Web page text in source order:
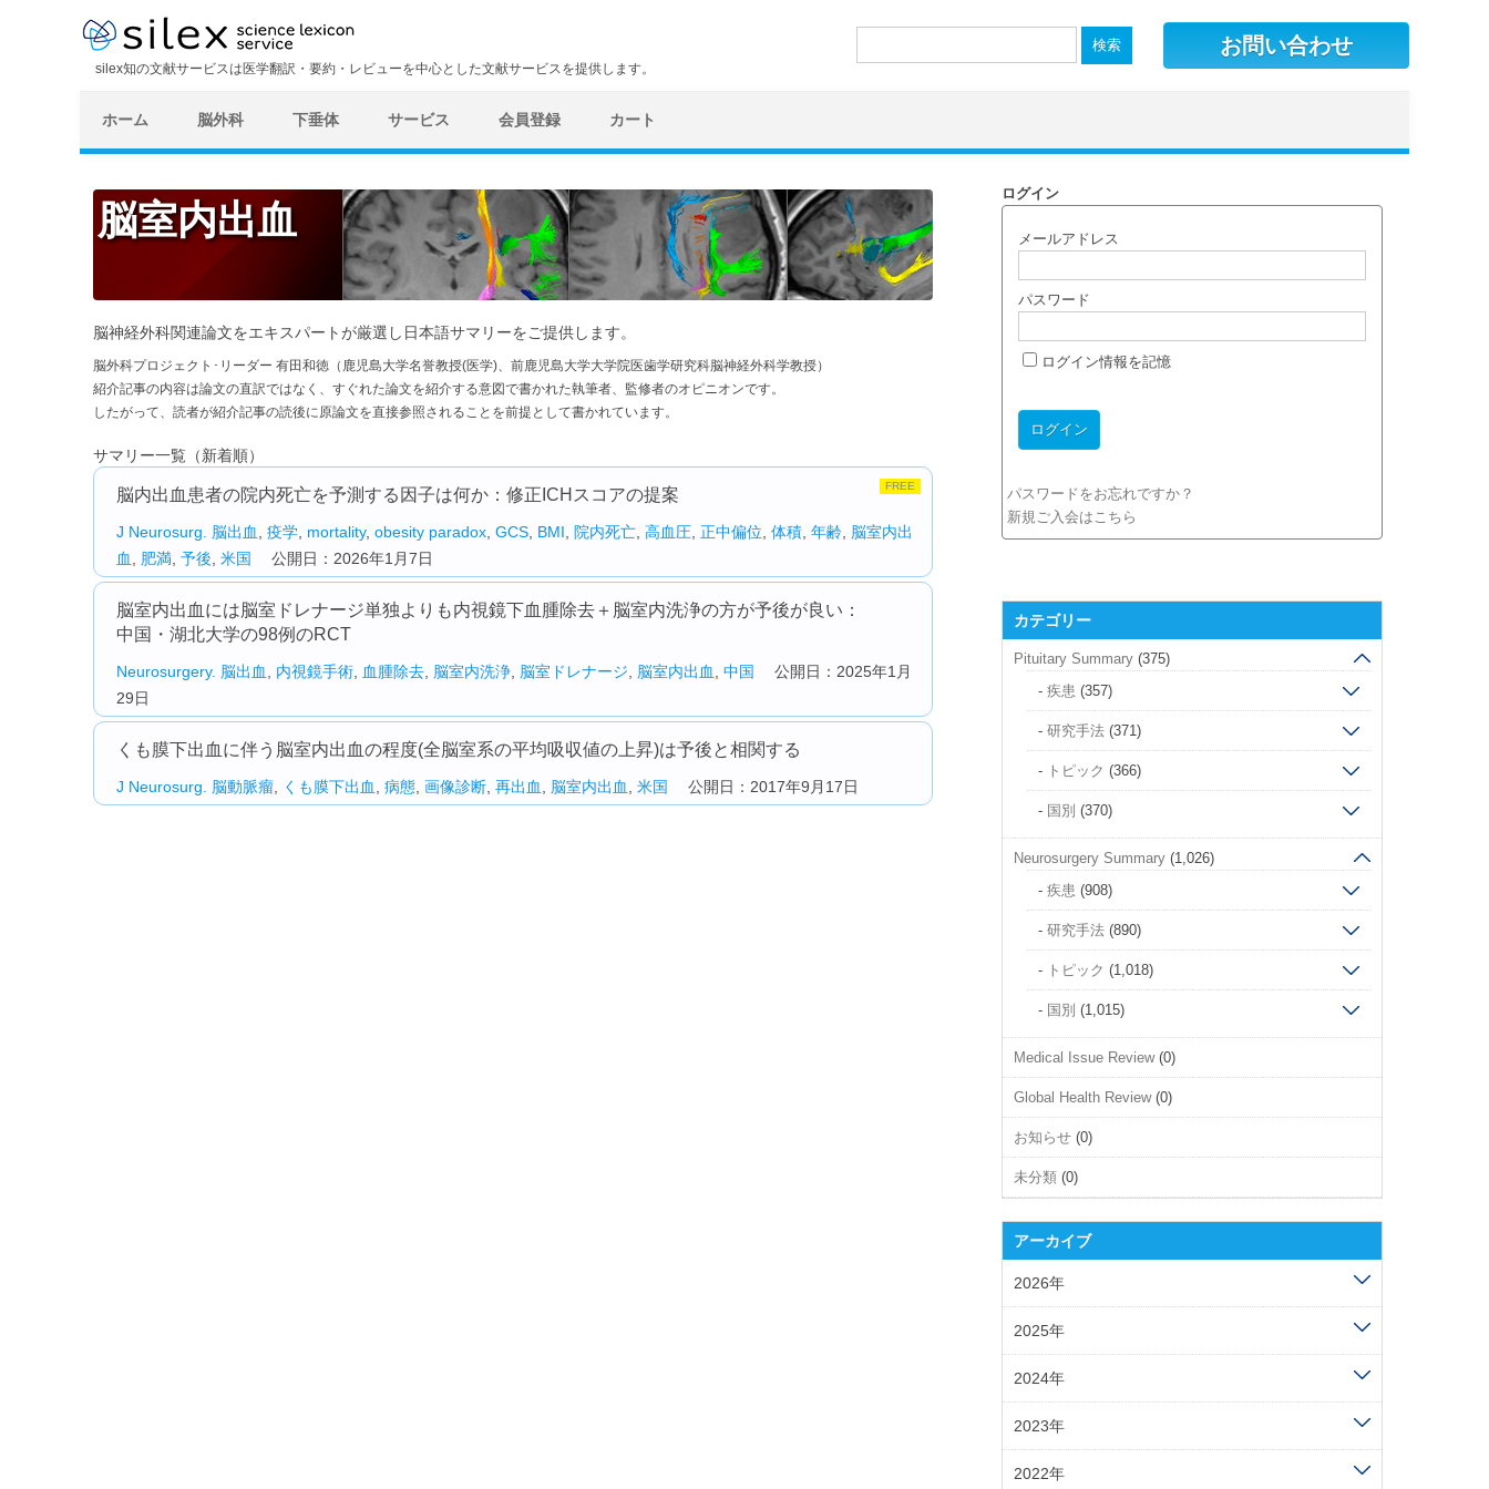
silex知の文献サービスは医学翻訳・要約・レビューを中心とした文献サービスを提供します。
検
お問い合わせ
ホーム 脳外科 下垂体 サービス 会員登録 カート
脳室内出血
脳神経外科関連論文をエキスパートが厳選し日本語サマリーをご提供します。
脳外科プロジェクト･リーダー 有田和徳（鹿児島大学名誉教授(医学)、前鹿児島大学大学院医歯学研究科脳神経外科学教授）
紹介記事の内容は論文の直訳ではなく、すぐれた論文を紹介する意図で書かれた執筆者、監修者のオピニオンです。
したがって、読者が紹介記事の読後に原論文を直接参照されることを前提として書かれています。
サマリー一覧（新着順）
脳内出血患者の院内死亡を予測する因子は何か：修正ICHスコアの提案 FREE
J Neurosurg. 脳出血 疫学 mortality, obesity paradox GCS BMI 院内死亡 高血圧 正中偏位 体積 年齢
脳室内出
血
肥満 予後 米国 公開日：2026年1月7日
脳室内出血には脳室ドレナージ単独よりも内視鏡下血腫除去＋脳室内洗浄の方が予後が良い：
中国・湖北大学の98例のRCT
Neurosurgery. 脳出血 内視鏡手術 血腫除去 脳室内洗浄 脳室ドレナージ 脳室内出血 中国
公開日：2025年1月
29日
くも膜下出血に伴う脳室内出血の程度(全脳室系の平均吸収値の上昇)は予後と相関する
J Neurosurg. 脳動脈瘤 くも膜下出血 病態 画像診断 再出血 脳室内出血 米国 公開日：2017年9月17日
ログイン
メールアドレス
パスワード
ログイン情報を記憶
パスワードをお忘れですか？
新規ご入会はこちら
カテゴリー
Pituitary Summary(375)
疾患 (357)
研究手法(371)
トピック (366)
国別 (370)
Neurosurgery Summary(1,026)
疾患 (908)
研究手法(890)
トピック (1,018)
国別 (1,015)
Medical Issue Review(0)
Global Health Review(0)
お知らせ(0)
未分類(0)
アーカイブ
2026年
2025年
2024年
2023年
2022年